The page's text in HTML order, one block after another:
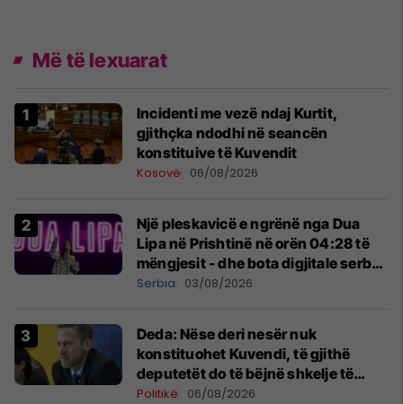
Më të lexuarat
Incidenti me vezë ndaj Kurtit,
gjithçka ndodhi në seancën
konstituive të Kuvendit
Kosovë 06/08/2026
Një pleskavicë e ngrënë nga Dua
Lipa në Prishtinë në orën 04:28 të
mëngjesit - dhe bota digjitale serbe
shpall gjendjen e luftës
Serbia 03/08/2026
Deda: Nëse deri nesër nuk
konstituohet Kuvendi, të gjithë
deputetët do të bëjnë shkelje të
rëndë kushtetuese
Politikë 06/08/2026